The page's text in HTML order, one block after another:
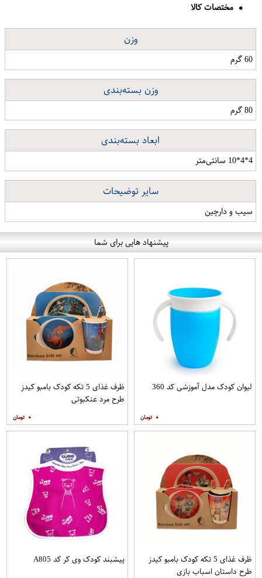
مختصات کالا
وزن
60 گرم
وزن بسته‌بندی
80 گرم
ابعاد بسته‌بندی
4*4*10 سانتی‌متر
سایر توضیحات
سیب و دارچین
پیشنهاد هایی برای شما
لیوان کودک مدل آموزشی کد 360
۰
ظرف غذای 5 تکه کودک بامبو کیدز
طرح مرد عنکبوتی
۰
ظرف غذای 5 تکه کودک بامبو کیدز
طرح داستان اسباب بازی
پیشبند کودک وی کر کد A805